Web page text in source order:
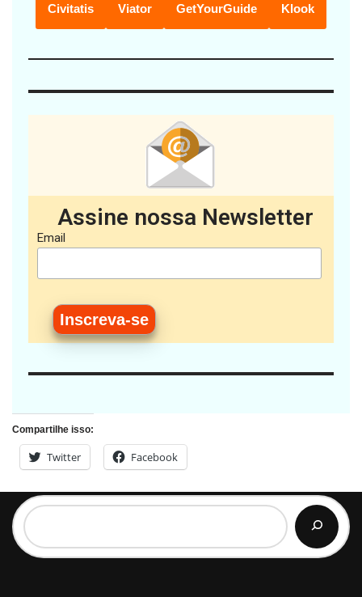
Civitatis Viator GetYourGuide Klook
Assine nossa Newsletter
Email
Compartilhe isso:
Twitter Facebook